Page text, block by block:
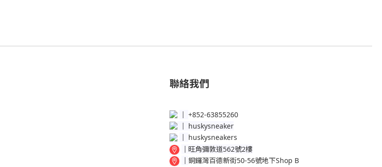
聯絡我們
│ +852-63855260
huskysneaker
huskysneakers
│ 旺角彌敦道562號2樓
│ 銅鑼灣百德新街50-56號地下Shop B